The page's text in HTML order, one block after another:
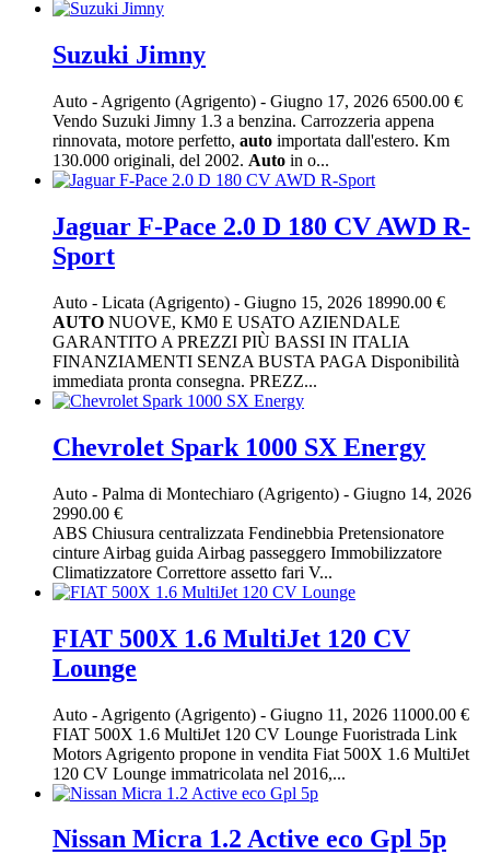
Suzuki Jimny
Auto - Agrigento (Agrigento) - Giugno 17, 2026 6500.00 €
Vendo Suzuki Jimny 1.3 a benzina. Carrozzeria appena
rinnovata, motore perfetto, auto importata dall'estero. Km
130.000 originali, del 2002. Auto in o...
Jaguar F-Pace 2.0 D 180 CV AWD R-
Sport
Auto - Licata (Agrigento) - Giugno 15, 2026 18990.00 €
AUTO NUOVE, KM0 E USATO AZIENDALE
GARANTITO A PREZZI PIÙ BASSI IN ITALIA
FINANZIAMENTI SENZA BUSTA PAGA Disponibilità
immediata pronta consegna. PREZZ...
Chevrolet Spark 1000 SX Energy
Auto - Palma di Montechiaro (Agrigento) - Giugno 14, 2026
2990.00 €
ABS Chiusura centralizzata Fendinebbia Pretensionatore
cinture Airbag guida Airbag passeggero Immobilizzatore
Climatizzatore Correttore assetto fari V...
FIAT 500X 1.6 MultiJet 120 CV
Lounge
Auto - Agrigento (Agrigento) - Giugno 11, 2026 11000.00 €
FIAT 500X 1.6 MultiJet 120 CV Lounge Fuoristrada Link
Motors Agrigento propone in vendita Fiat 500X 1.6 MultiJet
120 CV Lounge immatricolata nel 2016,...
Nissan Micra 1.2 Active eco Gpl 5p